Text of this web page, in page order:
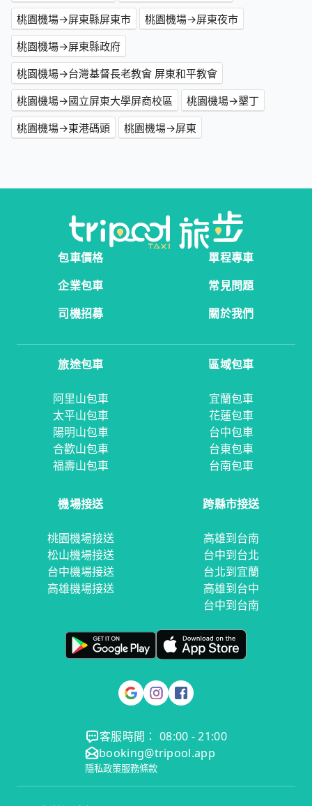
桃園機場→屏東縣屏東市
桃園機場→屏東夜市
桃園機場→屏東縣政府
桃園機場→台灣基督長老教會 屏東和平教會
桃園機場→國立屏東大學屏商校區
桃園機場→墾丁
桃園機場→東港碼頭
桃園機場→屏東
包車價格
單程專車
企業包車
常見問題
司機招募
關於我們
旅途包車
阿里山包車
太平山包車
陽明山包車
合歡山包車
福壽山包車
區域包車
宜蘭包車
花蓮包車
台中包車
台東包車
台南包車
機場接送
桃園機場接送
松山機場接送
台中機場接送
高雄機場接送
跨縣市接送
高雄到台南
台中到台北
台北到宜蘭
高雄到台中
台中到台南
客服時間： 08:00 - 21:00
booking@tripool.app
隱私政策服務條款